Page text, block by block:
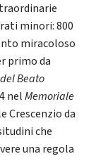
minori: 800
miracoloso
primo da
Beato
nelMemoriale
Crescenzio da
che
una regola